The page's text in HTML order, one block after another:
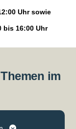
Uhr sowie
bis 16:00 Uhr
im